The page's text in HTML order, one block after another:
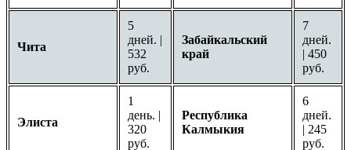
Чита
5
дней. |
532
руб.
Забайкальский
край
7
дней.
| 450
руб.
Элиста
1
день. |
320
руб.
Республика
Калмыкия
6
дней.
| 245
руб.